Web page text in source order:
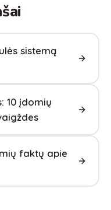
sistemą
10 įdomių
faktų apie